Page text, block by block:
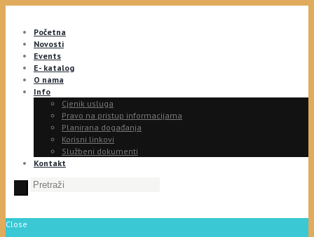
Početna
Novosti
Events
E- katalog
O nama
Info
Cjenik usluga
Pravo na pristup informacijama
Planirana događanja
Korisni linkovi
Službeni dokumenti
Kontakt
Close